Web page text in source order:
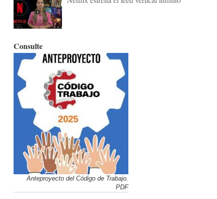
Consulte
Anteproyecto del Código de Trabajo.
PDF